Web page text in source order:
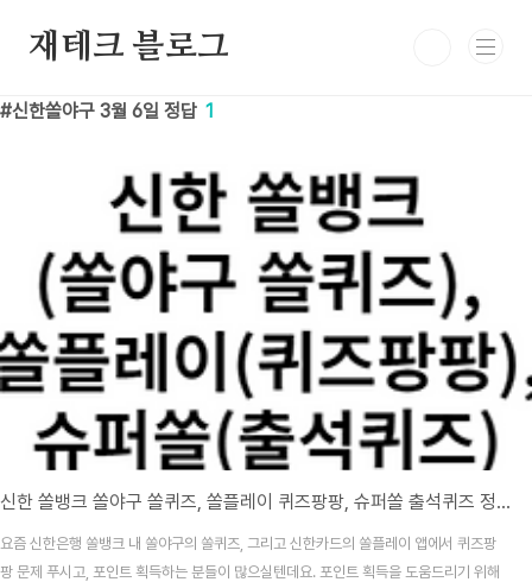
재테크 블로그
신한쏠야구 3월 6일 정답 1
신한 쏠뱅크 쏠야구 쏠퀴즈, 쏠플레이 퀴즈팡팡, 슈퍼쏠 출석퀴즈 정답 3월 6일
요즘 신한은행 쏠뱅크 내 쏠야구의 쏠퀴즈, 그리고 신한카드의 쏠플레이 앱에서 퀴즈팡
팡 문제 푸시고, 포인트 획득하는 분들이 많으실텐데요. 포인트 획득을 도움드리기 위해